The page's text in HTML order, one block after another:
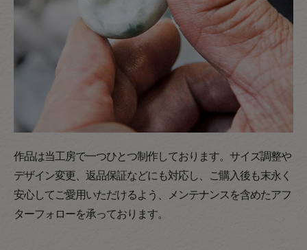
作品は当工房で一つひとつ制作しております。サイズ調整や
デザイン変更、返品保証などにも対応し、ご購入後も末永く
安心してご愛用いただけるよう、メンテナンスを含めたアフ
ターフォローを承っております。